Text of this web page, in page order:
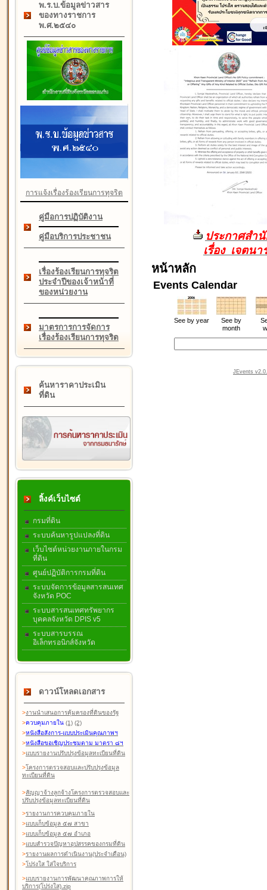
พ.ร.บ.ข้อมูลข่าวสาร
ของทางราชการ
พ.ศ.๒๕๔๐
การแจ้งเรื่องร้องเรียนการทุจริต
คู่มือการปฏิบัติงาน
คู่มือบริการประชาชน
เรื่องร้องเรียนการทุจริต
ประจำปีของเจ้าหน้าที่
ของหน่วยงาน
มาตรการการจัดการ
เรื่องร้องเรียนการทุจริต
ค้นหาราคาประเมิน
ที่ดิน
ลิ้งค์เว็บไซต์
กรมที่ดิน
ระบบค้นหารูปแปลงที่ดิน
เว็บไซต์หน่วยงานภายในกรม
ที่ดิน
ศูนย์ปฏิบัติการกรมที่ดิน
ระบบจัดการข้อมูลสารสนเทศ
จังหวัด POC
ระบบสารสนเทศทรัพยากร
บุคคลจังหวัด DPIS v5
ระบบสารบรรณ
อิเล็กทรอนิกส์จังหวัด
ดาวน์โหลดเอกสาร
>งานนำเสนอการคุ้มครองที่ดินของรัฐ
>ควบคุมภายใน (1) (2)
>หนังสือสังการ-แบบประเมินคุณภาพฯ
>หนังสือขอเชิญประชุมตาม มาตรา ๘ฯ
>แบบรายงานปรับปรุงข้อมูลทะเบียนที่ดิน
>โครงการตรวจสอบและปรับปรุงข้อมูล
ทะเบียนที่ดิน
>สัญญาจ้างลูกจ้างโครงการตรวจสอบและ
ปรับปรุงข้อมูลทะเบียนที่ดิน
>รายงานการควบคุมภายใน
>แบบเก็บข้อมูล ๕๗ สาขา
>แบบเก็บข้อมูล ๕๗ อำเภอ
>แบบสำรวจปัญหาอุปสรรคของกรมที่ดิน
>รายงานผลการดำเนินงาน(ประจำเดือน)
>โปร่งใส ใส่ใจบริการ
>แบบรายงานการพัฒนาคุณภาพการให้
บริการ(โปร่งใส).zip
ประกาศสำ
เรื่อง เจตน
หน้าหลัก
Events Calendar
See by year
See by
month
JEvents